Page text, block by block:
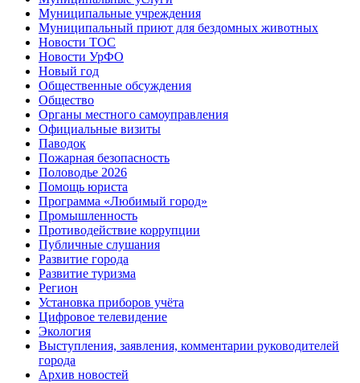
Муниципальные учреждения
Муниципальный приют для бездомных животных
Новости ТОС
Новости УрФО
Новый год
Общественные обсуждения
Общество
Органы местного самоуправления
Официальные визиты
Паводок
Пожарная безопасность
Половодье 2026
Помощь юриста
Программа «Любимый город»
Промышленность
Противодействие коррупции
Публичные слушания
Развитие города
Развитие туризма
Регион
Установка приборов учёта
Цифровое телевидение
Экология
Выступления, заявления, комментарии руководителей
города
Архив новостей